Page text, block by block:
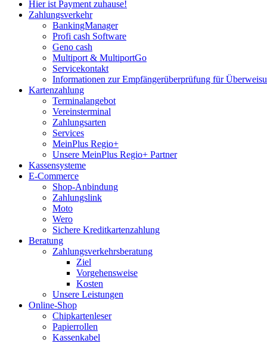
Hier ist Payment zuhause!
Zahlungsverkehr
BankingManager
Profi cash Software
Geno cash
Multiport & MultiportGo
Servicekontakt
Informationen zur Empfängerüberprüfung für
Kartenzahlung
Terminalangebot
Vereinsterminal
Zahlungsarten
Services
MeinPlus Regio+
Unsere MeinPlus Regio+ Partner
Kassensysteme
E-Commerce
Shop-Anbindung
Zahlungslink
Moto
Wero
Sichere Kreditkartenzahlung
Beratung
Zahlungsverkehrsberatung
Ziel
Vorgehensweise
Kosten
Unsere Leistungen
Online-Shop
Chipkartenleser
Papierrollen
Kassenkabel